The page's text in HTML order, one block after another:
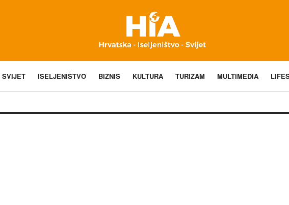
SVIJET ISELJENIŠTVO BIZNIS KULTURA TURIZAM MULTIMEDIA